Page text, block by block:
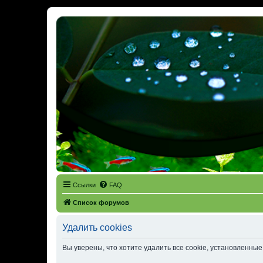
Ссылки FAQ
Список форумов
Удалить cookies
Вы уверены, что хотите удалить все cookie,